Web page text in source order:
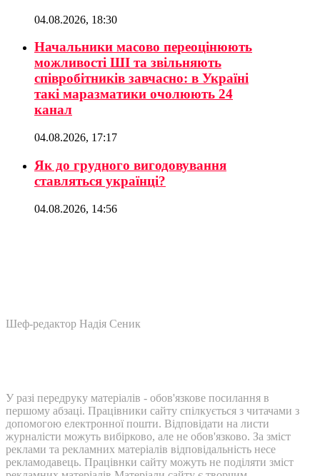
04.08.2026, 18:30
Начальники масово переоцінюють
можливості ШІ та звільняють
співробітників завчасно: в Україні
такі маразматики очолюють 24
канал
04.08.2026, 17:17
Як до грудного вигодовування
ставляться українці?
04.08.2026, 14:56
Шеф-редактор Надія Сеник
У разі передруку матеріалів - обов'язкове посилання в
першому абзаці. Працівники сайту спілкується з читачами з
допомогою електронної пошти. Відповідати на листи
журналісти можуть вибірково, але не обов'язково. За зміст
реклами та рекламних матеріалів відповідальність несе
рекламодавець. Працівнки сайту можуть не поділяти зміст